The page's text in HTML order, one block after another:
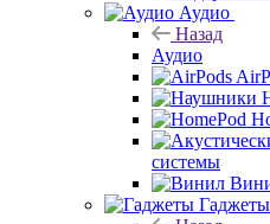
Аудио
Назад
Аудио
системы
Гаджеты